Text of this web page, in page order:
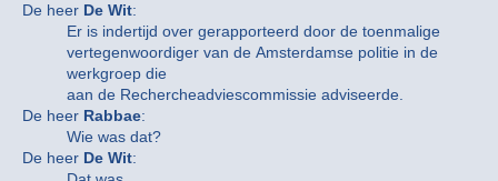
De heer De Wit:
Er is indertijd over gerapporteerd door de toenmalige
vertegenwoordiger van de Amsterdamse politie in de
werkgroep die
aan de Rechercheadviescommissie adviseerde.
De heer Rabbae:
Wie was dat?
De heer De Wit: